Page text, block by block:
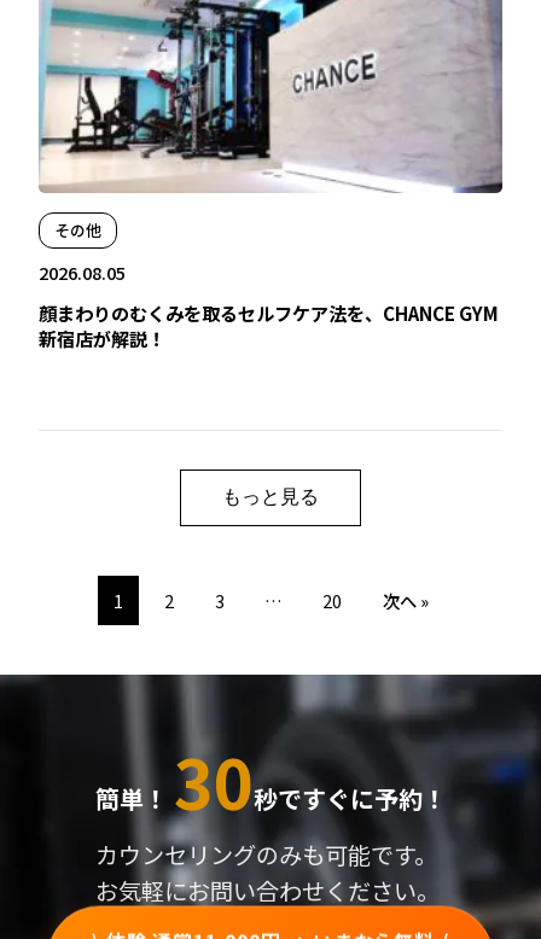
その他
2026.08.05
顔まわりのむくみを取るセルフケア法を、CHANCE GYM
新宿店が解説！
もっと見る
1 2 3 … 20 次へ »
簡単！ 30秒ですぐに予約！
カウンセリングのみも可能です。
お気軽にお問い合わせください。